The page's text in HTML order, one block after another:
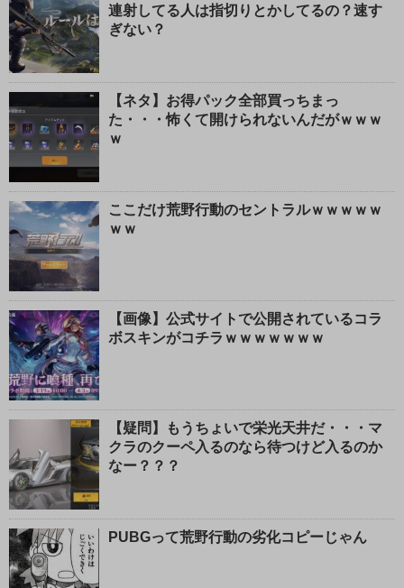
連射してる人は指切りとかしてるの？速す
ぎない？
【ネタ】お得パック全部買っちまっ
た・・・怖くて開けられないんだがｗｗｗ
ｗ
ここだけ荒野行動のセントラルｗｗｗｗｗ
ｗｗ
【画像】公式サイトで公開されているコラ
ボスキンがコチラｗｗｗｗｗｗｗ
【疑問】もうちょいで栄光天井だ・・・マ
クラのクーペ入るのなら待つけど入るのか
なー？？？
PUBGって荒野行動の劣化コピーじゃん